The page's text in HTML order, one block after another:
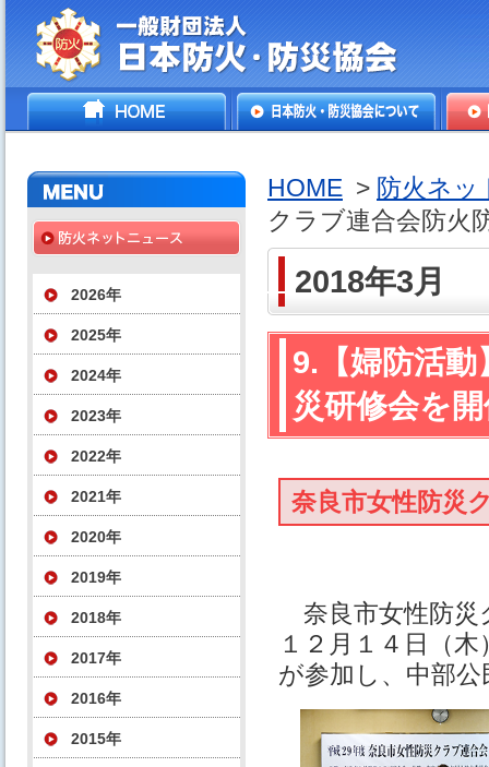
一般財団法人日本防火・防
HOME
2026年
2025年
2024年
2023年
2022年
2021年
2020年
2019年
2018年
2017年
2016年
2015年
HOME > 防火ネッ
クラブ連合会防火
2018年3月
9.【婦防活
災研修会を
奈良市女性防災
奈良市女性防災
１２月１４日（
が参加し、中部